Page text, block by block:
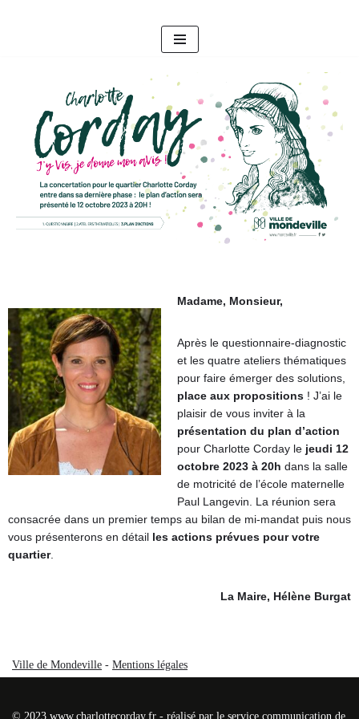
Madame, Monsieur,
Après le questionnaire-diagnostic
et les quatre ateliers thématiques
pour faire émerger des solutions,
place aux propositions ! J’ai le
plaisir de vous inviter à la
présentation du plan d’action
pour Charlotte Corday le jeudi 12
octobre 2023 à 20h dans la salle
de motricité de l’école maternelle
Paul Langevin. La réunion sera
consacrée dans un premier temps au bilan de mi-mandat puis nous
vous présenterons en détail les actions prévues pour votre
quartier.
La Maire, Hélène Burgat
Ville de Mondeville - Mentions légales
© 2023 www.charlottecorday.fr - réalisé par le service communication de